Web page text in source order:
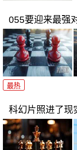
055要迎来最强
最热
科幻片照进了现